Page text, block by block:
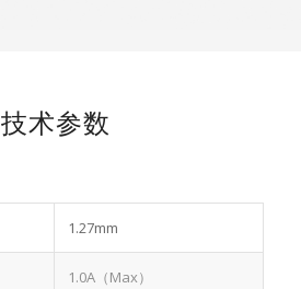
技术参数
1.27mm
1.0A（Max）